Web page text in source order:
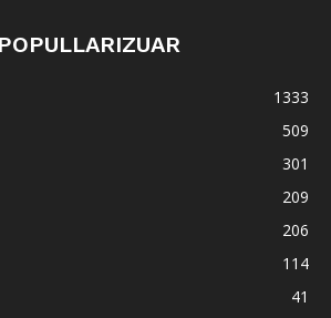
1333
509
301
209
206
114
41